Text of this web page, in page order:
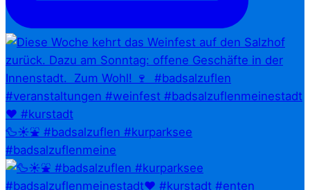
🦆☀️⛲ #badsalzuflen #kurparksee
#badsalzuflenmeine